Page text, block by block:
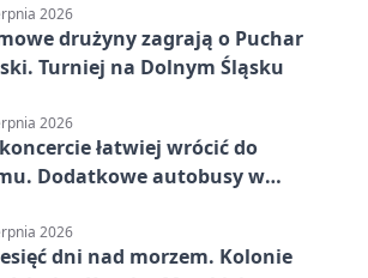
2026
drużyny zagrają o Puchar
Turniej na Dolnym Śląsku
2026
łatwiej wrócić do
Dodatkowe autobusy w
2026
dni nad morzem. Kolonie